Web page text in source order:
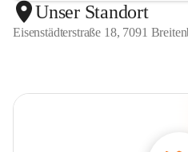
Unser Standort
Eisenstädterstraße 18, 7091